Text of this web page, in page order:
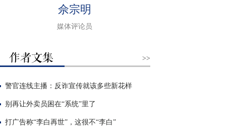
佘宗明
媒体评论员
>>
警官连线主播：反诈宣传就该多些新花样
别再让外卖员困在“系统”里了
打广告称“李白再世”，这很不“李白”